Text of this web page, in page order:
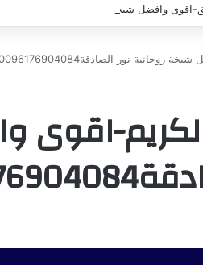
وافضل شيخة روحانية نور الصادقة0096176904084
نور الصادقة0096176904084
اقوى